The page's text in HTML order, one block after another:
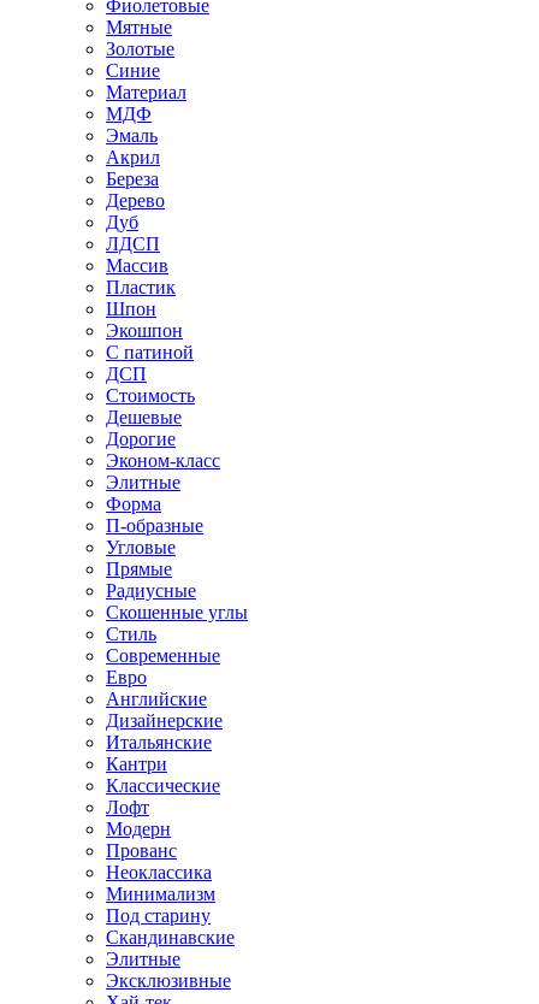
Фиолетовые
Мятные
Золотые
Синие
Материал
МДФ
Эмаль
Акрил
Береза
Дерево
Дуб
ЛДСП
Массив
Пластик
Шпон
Экошпон
С патиной
ДСП
Стоимость
Дешевые
Дорогие
Эконом-класс
Элитные
Форма
П-образные
Угловые
Прямые
Радиусные
Скошенные углы
Стиль
Современные
Евро
Английские
Дизайнерские
Итальянские
Кантри
Классические
Лофт
Модерн
Прованс
Неоклассика
Минимализм
Под старину
Скандинавские
Элитные
Эксклюзивные